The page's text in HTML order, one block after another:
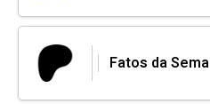
Fatos da